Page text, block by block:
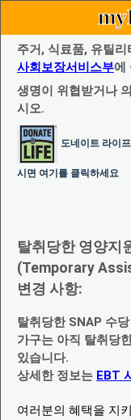
주거, 식료품, 유틸
사회보장서비스부에
생명이 위협받거나
시오.
도네이트 라이
시면 여기를 클릭하세요
탈취당한 영양지
(Temporary
변경 사항:
탈취당한 SNAP 수
가구는 아직 탈취당
있습니다.
상세한 정보는 EBT
여러분의 혜택을 지